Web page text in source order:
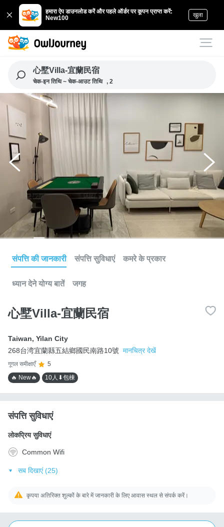
हमारा ऐप डाउनलोड करें और पहले ऑर्डर पर कूपन प्राप्त करें:
New100
खुला
心墅Villa-宜蘭民宿
चेक-इन तिथि ~ चेक-आउट तिथि , 2
संपत्ति की जानकारी संपत्ति सुविधाएं कमरे के प्रकार
ध्यान देने योग्य बातें जगह
心墅Villa-宜蘭民宿
Taiwan, Yilan City
268台湾宜蘭縣五結鄉國民南路10號 मानचित्र देखें
गूगल समीक्षाएँ
5
🔥 New🔥
10人⬇包棟
संपत्ति सुविधाएं
लोकप्रिय सुविधाएं
Common Wifi
सब दिखाएं (25)
कृपया अतिरिक्त शुल्कों के बारे में जानकारी के लिए आवास स्थल से संपर्क करें।